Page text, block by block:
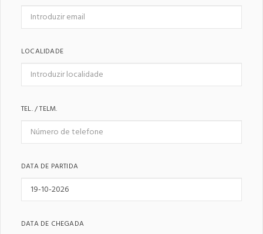
LOCALIDADE
TEL. / TELM.
DATA DE PARTIDA
DATA DE CHEGADA